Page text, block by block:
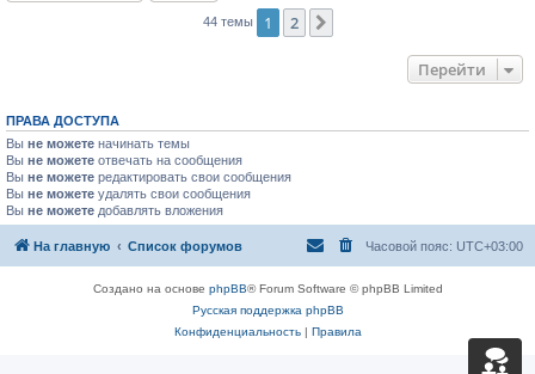
44 темы 1 2
Перейти
ПРАВА ДОСТУПА
Вы не можете начинать темы
Вы не можете отвечать на сообщения
Вы не можете редактировать свои сообщения
Вы не можете удалять свои сообщения
Вы не можете добавлять вложения
На главную Список форумов Часовой пояс: UTC+03:00
Создано на основе phpBB® Forum Software © phpBB Limited
Русская поддержка phpBB
Конфиденциальность| Правила